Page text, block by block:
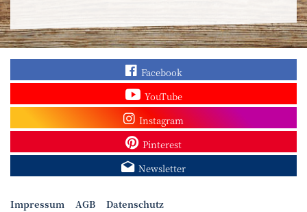
Finden Sie „So
Facebook
Sehen Sie mehr
YouTube
Besuchen Sie unser
Instagram
Sieh dir unsere Pins
Pinterest
Melden Sie sich zum
Newsletter
Impressum AGB Datenschutz